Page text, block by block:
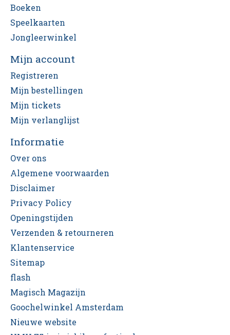
Boeken
Speelkaarten
Jongleerwinkel
Mijn account
Registreren
Mijn bestellingen
Mijn tickets
Mijn verlanglijst
Informatie
Over ons
Algemene voorwaarden
Disclaimer
Privacy Policy
Openingstijden
Verzenden & retourneren
Klantenservice
Sitemap
flash
Magisch Magazijn
Goochelwinkel Amsterdam
Nieuwe website